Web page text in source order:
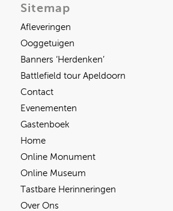
Sitemap
Afleveringen
Ooggetuigen
Banners ‘Herdenken’
Battlefield tour Apeldoorn
Contact
Evenementen
Gastenboek
Home
Online Monument
Online Museum
Tastbare Herinneringen
Over Ons